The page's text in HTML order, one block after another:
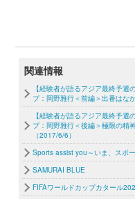
関連情報
【経験者が語るアジア最終予
プ：岡野雅行＜前編＞出番はな
【経験者が語るアジア最終予
プ：岡野雅行＜後編＞極限の精
（2017/6/6）
Sports assist you～いま、スポ
SAMURAI BLUE
FIFAワールドカップカタール